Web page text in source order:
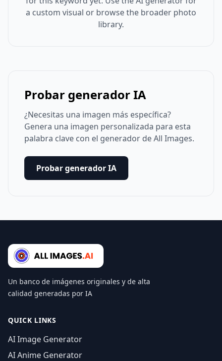
a custom visual or browse the broader photo
library.
Probar generador IA
¿Necesitas una imagen más específica?
Genera una imagen personalizada para esta
palabra clave con el generador de All Images.
Probar generador IA
Un banco de imágenes originales y de alta
calidad generadas por IA
QUICK LINKS
AI Image Generator
AI Anime Generator